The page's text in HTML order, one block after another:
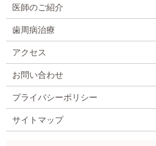
医師のご紹介
歯周病治療
アクセス
お問い合わせ
プライバシーポリシー
サイトマップ